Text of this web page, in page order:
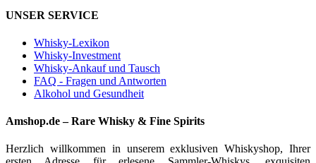
UNSER SERVICE
Whisky-Lexikon
Whisky-Investment
Whisky-Ankauf und Tausch
FAQ - Fragen und Antworten
Alkohol und Gesundheit
Amshop.de – Rare Whisky & Fine Spirits
Herzlich willkommen in unserem exklusiven Whiskyshop, Ihrer